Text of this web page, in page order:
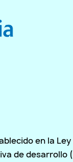
en la
de desarrollo